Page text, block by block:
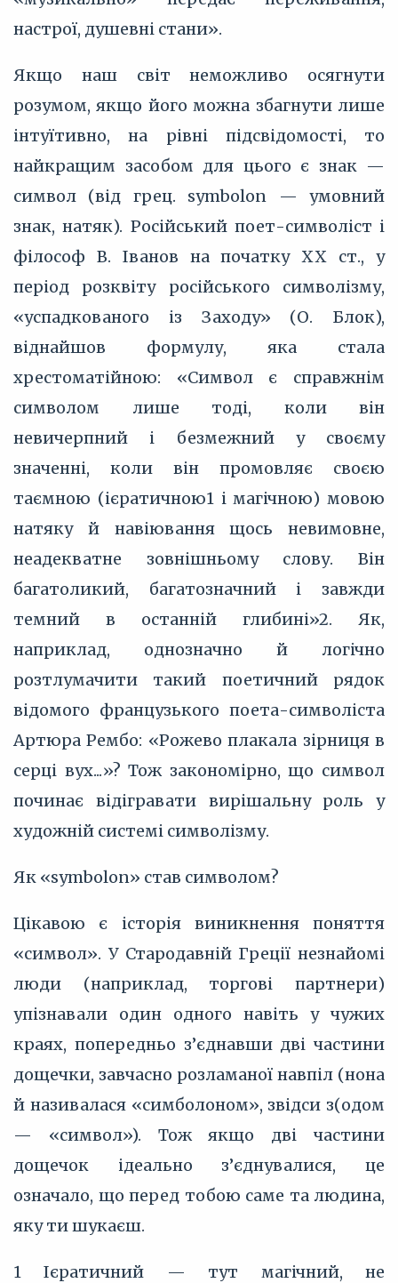
настрої, душевні стани».
Якщо наш світ неможливо осягнути
розумом, якщо його можна збагнути лише
інтуїтивно, на рівні підсвідомості, то
найкращим засобом для цього є знак —
символ (від грец. symbolon — умовний
знак, натяк). Російський поет-символіст і
філософ В. Іванов на початку XX ст., у
період розквіту російського символізму,
«успадкованого із Заходу» (О. Блок),
віднайшов формулу, яка стала
хрестоматійною: «Символ є справжнім
символом лише тоді, коли він
невичерпний і безмежний у своєму
значенні, коли він промовляє своєю
таємною (ієратичною1 і магічною) мовою
натяку й навіювання щось невимовне,
неадекватне зовнішньому слову. Він
багатоликий, багатозначний і завжди
темний в останній глибині»2. Як,
наприклад, однозначно й логічно
розтлумачити такий поетичний рядок
відомого французького поета-символіста
Артюра Рембо: «Рожево плакала зірниця в
серці вух...»? Тож закономірно, що символ
починає відігравати вирішальну роль у
художній системі символізму.
Як «symbolon» став символом?
Цікавою є історія виникнення поняття
«символ». У Стародавній Греції незнайомі
люди (наприклад, торгові партнери)
упізнавали один одного навіть у чужих
краях, попередньо з’єднавши дві частини
дощечки, завчасно розламаної навпіл (нона
й називалася «симболоном», звідси з(одом
— «символ»). Тож якщо дві частини
дощечок ідеально з’єднувалися, це
означало, що перед тобою саме та людина,
яку ти шукаєш.
1 Ієратичний — тут магічний, не